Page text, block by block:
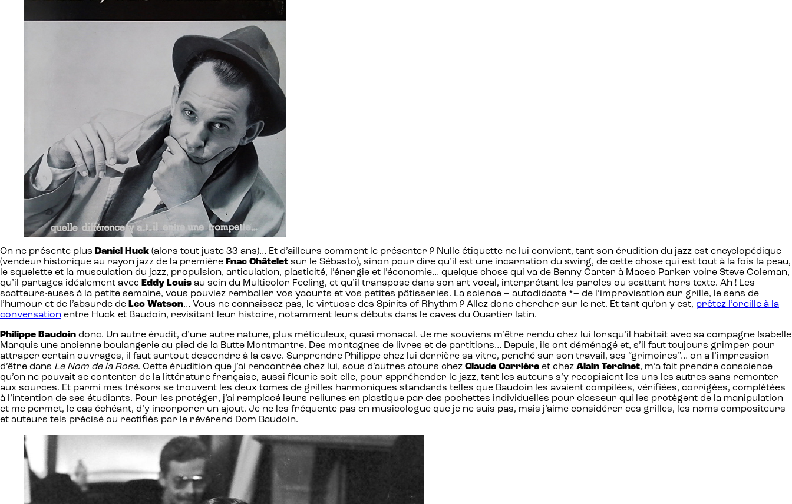
On ne présente plus Daniel Huck (alors tout juste 33 ans)… Et d’ailleurs comment le présenter ? Nulle étiquette ne lui convient, tant son érudition du jazz est encyclopédique
(vendeur historique au rayon jazz de la première Fnac Châtelet sur le Sébasto), sinon pour dire qu’il est une incarnation du swing, de cette chose qui est tout à la fois la peau,
le squelette et la musculation du jazz, propulsion, articulation, plasticité, l’énergie et l’économie… quelque chose qui va de Benny Carter à Maceo Parker voire Steve Coleman,
qu’il partagea idéalement avec Eddy Louis au sein du Multicolor Feeling, et qu’il transpose dans son art vocal, interprétant les paroles ou scattant hors texte. Ah ! Les
scatteurs·euses à la petite semaine, vous pouviez remballer vos yaourts et vos petites pâtisseries. La science – autodidacte *– de l’improvisation sur grille, le sens de
l’humour et de l’absurde de Leo Watson… Vous ne connaissez pas, le virtuose des Spirits of Rhythm ? Allez donc chercher sur le net. Et tant qu’on y est, prêtez l’oreille à la
conversation entre Huck et Baudoin, revisitant leur histoire, notamment leurs débuts dans le caves du Quartier latin.
Philippe Baudoin donc. Un autre érudit, d’une autre nature, plus méticuleux, quasi monacal. Je me souviens m’être rendu chez lui lorsqu’il habitait avec sa compagne Isabelle
Marquis une ancienne boulangerie au pied de la Butte Montmartre. Des montagnes de livres et de partitions… Depuis, ils ont déménagé et, s’il faut toujours grimper pour
attraper certain ouvrages, il faut surtout descendre à la cave. Surprendre Philippe chez lui derrière sa vitre, penché sur son travail, ses “grimoires”… on a l’impression
d’être dans Le Nom de la Rose. Cette érudition que j’ai rencontrée chez lui, sous d’autres atours chez Claude Carrière et chez Alain Tercinet, m’a fait prendre conscience
qu’on ne pouvait se contenter de la littérature française, aussi fleurie soit-elle, pour appréhender le jazz, tant les auteurs s’y recopiaient les uns les autres sans remonter
aux sources. Et parmi mes trésors se trouvent les deux tomes de grilles harmoniques standards telles que Baudoin les avaient compilées, vérifiées, corrigées, complétées
à l’intention de ses étudiants. Pour les protéger, j’ai remplacé leurs reliures en plastique par des pochettes individuelles pour classeur qui les protègent de la manipulation
et me permet, le cas échéant, d’y incorporer un ajout. Je ne les fréquente pas en musicologue que je ne suis pas, mais j’aime considérer ces grilles, les noms compositeurs
et auteurs tels précisé ou rectifiés par le révérend Dom Baudoin.